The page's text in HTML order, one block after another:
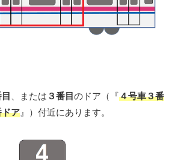
、または ３番目 のドア（『４号車３番
ア 』）付近にあります。